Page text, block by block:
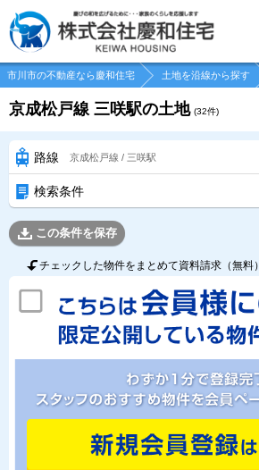
市川市の不動産なら慶和住宅 土地を沿線から探す
京成松戸線 三咲駅の土地 (32件)
路線 京成松戸線 / 三咲駅
検索条件
この条件を保存
チェックした物件をまとめて資料請求（無料）